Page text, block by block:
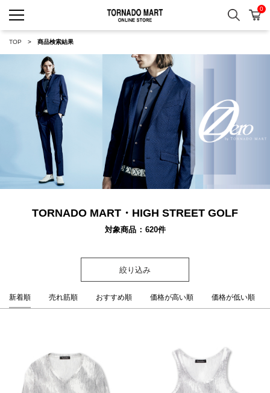
検索 カ
0
TOP 商品検索結果
TORNADO MART・HIGH STREET GOLF
対象商品 620件
絞り込み
新着順 売れ筋順 おすすめ順 価格が高い順 価格が低い順